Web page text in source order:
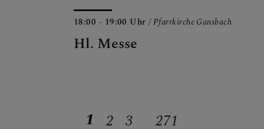
18:00 - 19:00 Uhr/ Pfarrkirche Gansbach
Hl. Messe
1 2 3
271